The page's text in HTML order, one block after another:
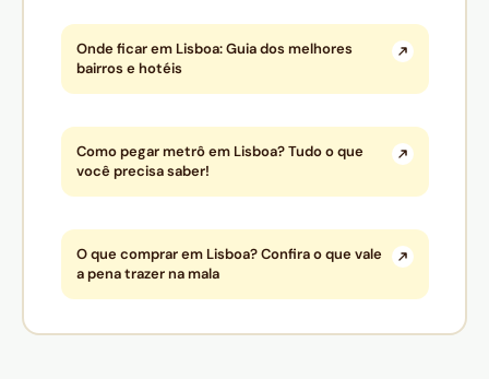
Onde ficar em Lisboa: Guia dos melhores
bairros e hotéis
Como pegar metrô em Lisboa? Tudo o que
você precisa saber!
O que comprar em Lisboa? Confira o que vale
a pena trazer na mala